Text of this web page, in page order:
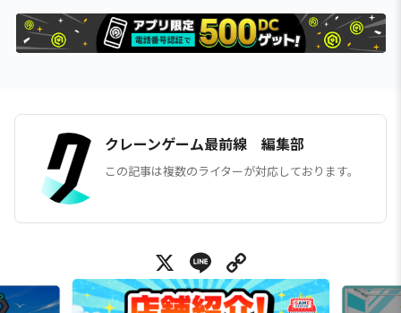
クレーンゲーム最前線 編集部
この記事は複数のライターが対応しております。
X Line